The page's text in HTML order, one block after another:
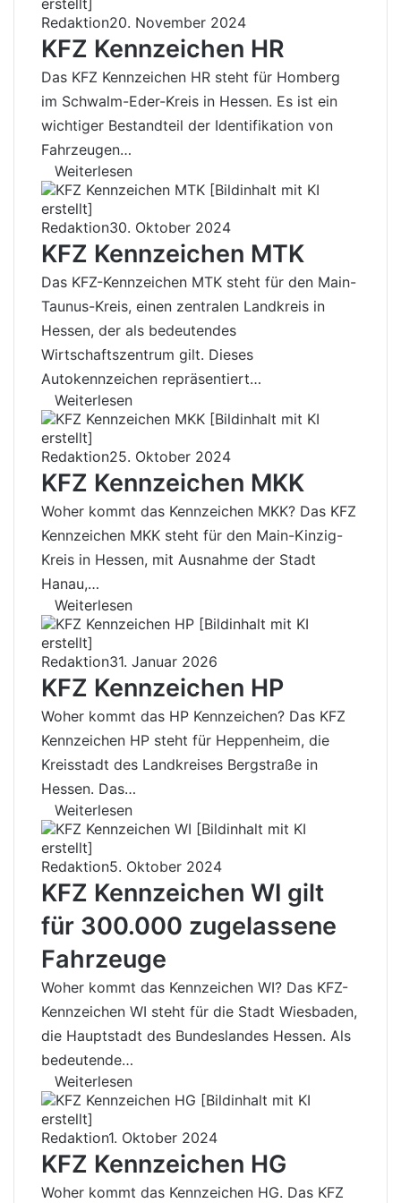
Redaktion20. November 2024
KFZ Kennzeichen HR
Das KFZ Kennzeichen HR steht für Homberg
im Schwalm-Eder-Kreis in Hessen. Es ist ein
wichtiger Bestandteil der Identifikation von
Fahrzeugen…
Weiterlesen
Redaktion30. Oktober 2024
KFZ Kennzeichen MTK
Das KFZ-Kennzeichen MTK steht für den Main-
Taunus-Kreis, einen zentralen Landkreis in
Hessen, der als bedeutendes
Wirtschaftszentrum gilt. Dieses
Autokennzeichen repräsentiert…
Weiterlesen
Redaktion25. Oktober 2024
KFZ Kennzeichen MKK
Woher kommt das Kennzeichen MKK? Das KFZ
Kennzeichen MKK steht für den Main-Kinzig-
Kreis in Hessen, mit Ausnahme der Stadt
Hanau,…
Weiterlesen
Redaktion31. Januar 2026
KFZ Kennzeichen HP
Woher kommt das HP Kennzeichen? Das KFZ
Kennzeichen HP steht für Heppenheim, die
Kreisstadt des Landkreises Bergstraße in
Hessen. Das…
Weiterlesen
Redaktion5. Oktober 2024
KFZ Kennzeichen WI gilt
für 300.000 zugelassene
Fahrzeuge
Woher kommt das Kennzeichen WI? Das KFZ-
Kennzeichen WI steht für die Stadt Wiesbaden,
die Hauptstadt des Bundeslandes Hessen. Als
bedeutende…
Weiterlesen
Redaktion1. Oktober 2024
KFZ Kennzeichen HG
Woher kommt das Kennzeichen HG. Das KFZ